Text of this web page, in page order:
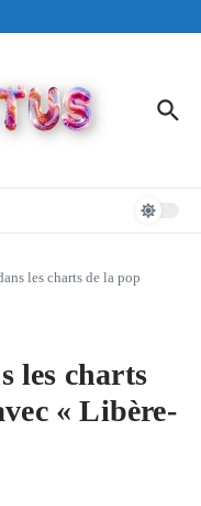
les charts de la pop
les charts
« Libère-